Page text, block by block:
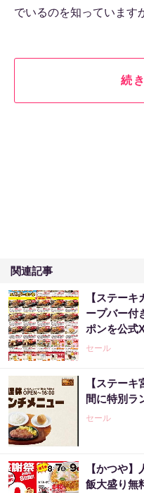
でいるのを知っています
続
関連記事
【ステー
ープバー付
ポンを公式
セール
【ステー
間に特別ラ
セール
【かつや
飯大盛り無